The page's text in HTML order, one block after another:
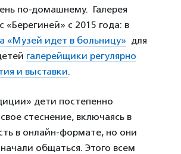
по-домашнему. Галерея
«Берегиней» с 2015 года: в
«Музей идет в больницу» для
галерейщики регулярно
и выставки.
дети постепенно
стеснение, включаясь в
в онлайн-формате, но они
общаться. Этого всем